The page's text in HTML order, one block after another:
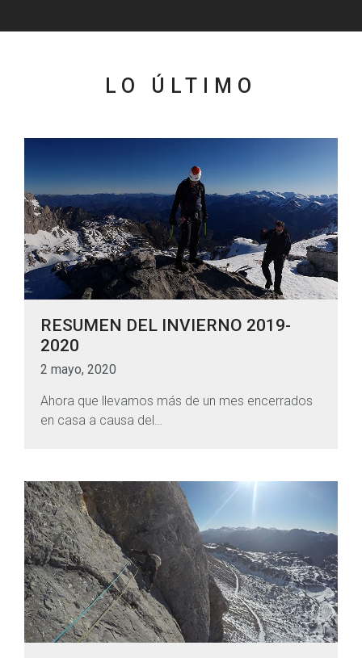
LO ÚLTIMO
RESUMEN DEL INVIERNO 2019-
2020
2 mayo, 2020
Ahora que llevamos más de un mes encerrados
en casa a causa del…